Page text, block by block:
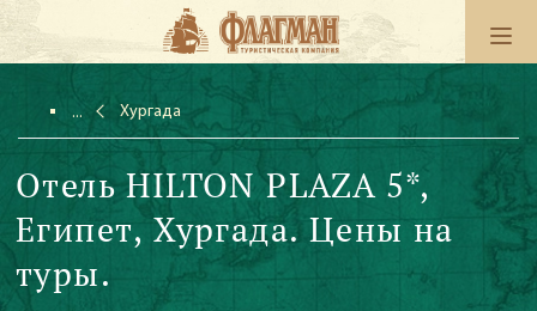
Хургада
Отель HILTON PLAZA 5*,
Египет, Хургада. Цены на
туры.